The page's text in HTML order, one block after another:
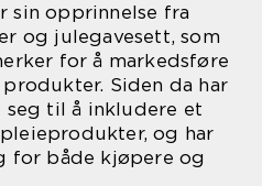
sin opprinnelse fra
og julegavesett, som
for å markedsføre
Siden da har
til å inkludere et
og har
både kjøpere og